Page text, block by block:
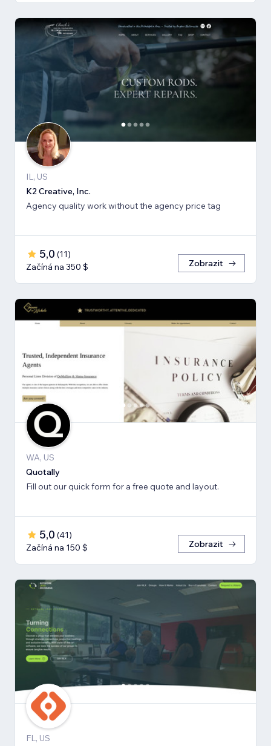
IL, US
K2 Creative, Inc.
Agency quality work without the agency price tag
5,0 (11)
Začíná na 350 $
Zobrazit
WA, US
Quotally
Fill out our quick form for a free quote and layout.
5,0 (41)
Začíná na 150 $
Zobrazit
FL, US